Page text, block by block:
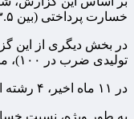
خسارت پرداختی (بین ۶۳.۵ تا ۱۷۲.۷ درصد)، رشد ۵۸ درصدی خسارت پرداختی در بازار بیمه را رقم زده‌اند.
تولیدی ضرب در ۱۰۰)، مبالغ خسارت‌های معوق، ذخایر حق‌بیمه، کارمزد شبکه فروش و هزینه‌های اداری- عمومی شرکت‌های بیمه در نظر گرفته نمی‌شود.
در ۱۱ ماه اخیر، ۴ رشته اعتبار (با ۱۰۹.۲%)، بدنه اتومبیل (با ۷۶.۸%)، شخص ثالث و مازاد (با ۶۲.۳%) و درمان (با ۶۴%) نسبت خسارتی بالاتر از بازار بیمه (با ۵۵.۹%) را نشان می‌دهند.